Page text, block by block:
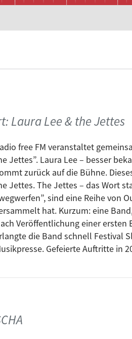
Laura Lee & the Jettes
free FM veranstaltet
Jettes”. Laura Lee – besser
zurück auf die Bühne.
Jettes. The Jettes – das Wort
sind eine Reihe von
hat. Kurzum: eine
Veröffentlichung einer ersten
die Band schnell Festival
Gefeierte Auftritte in
beweisen, dass die Band unter